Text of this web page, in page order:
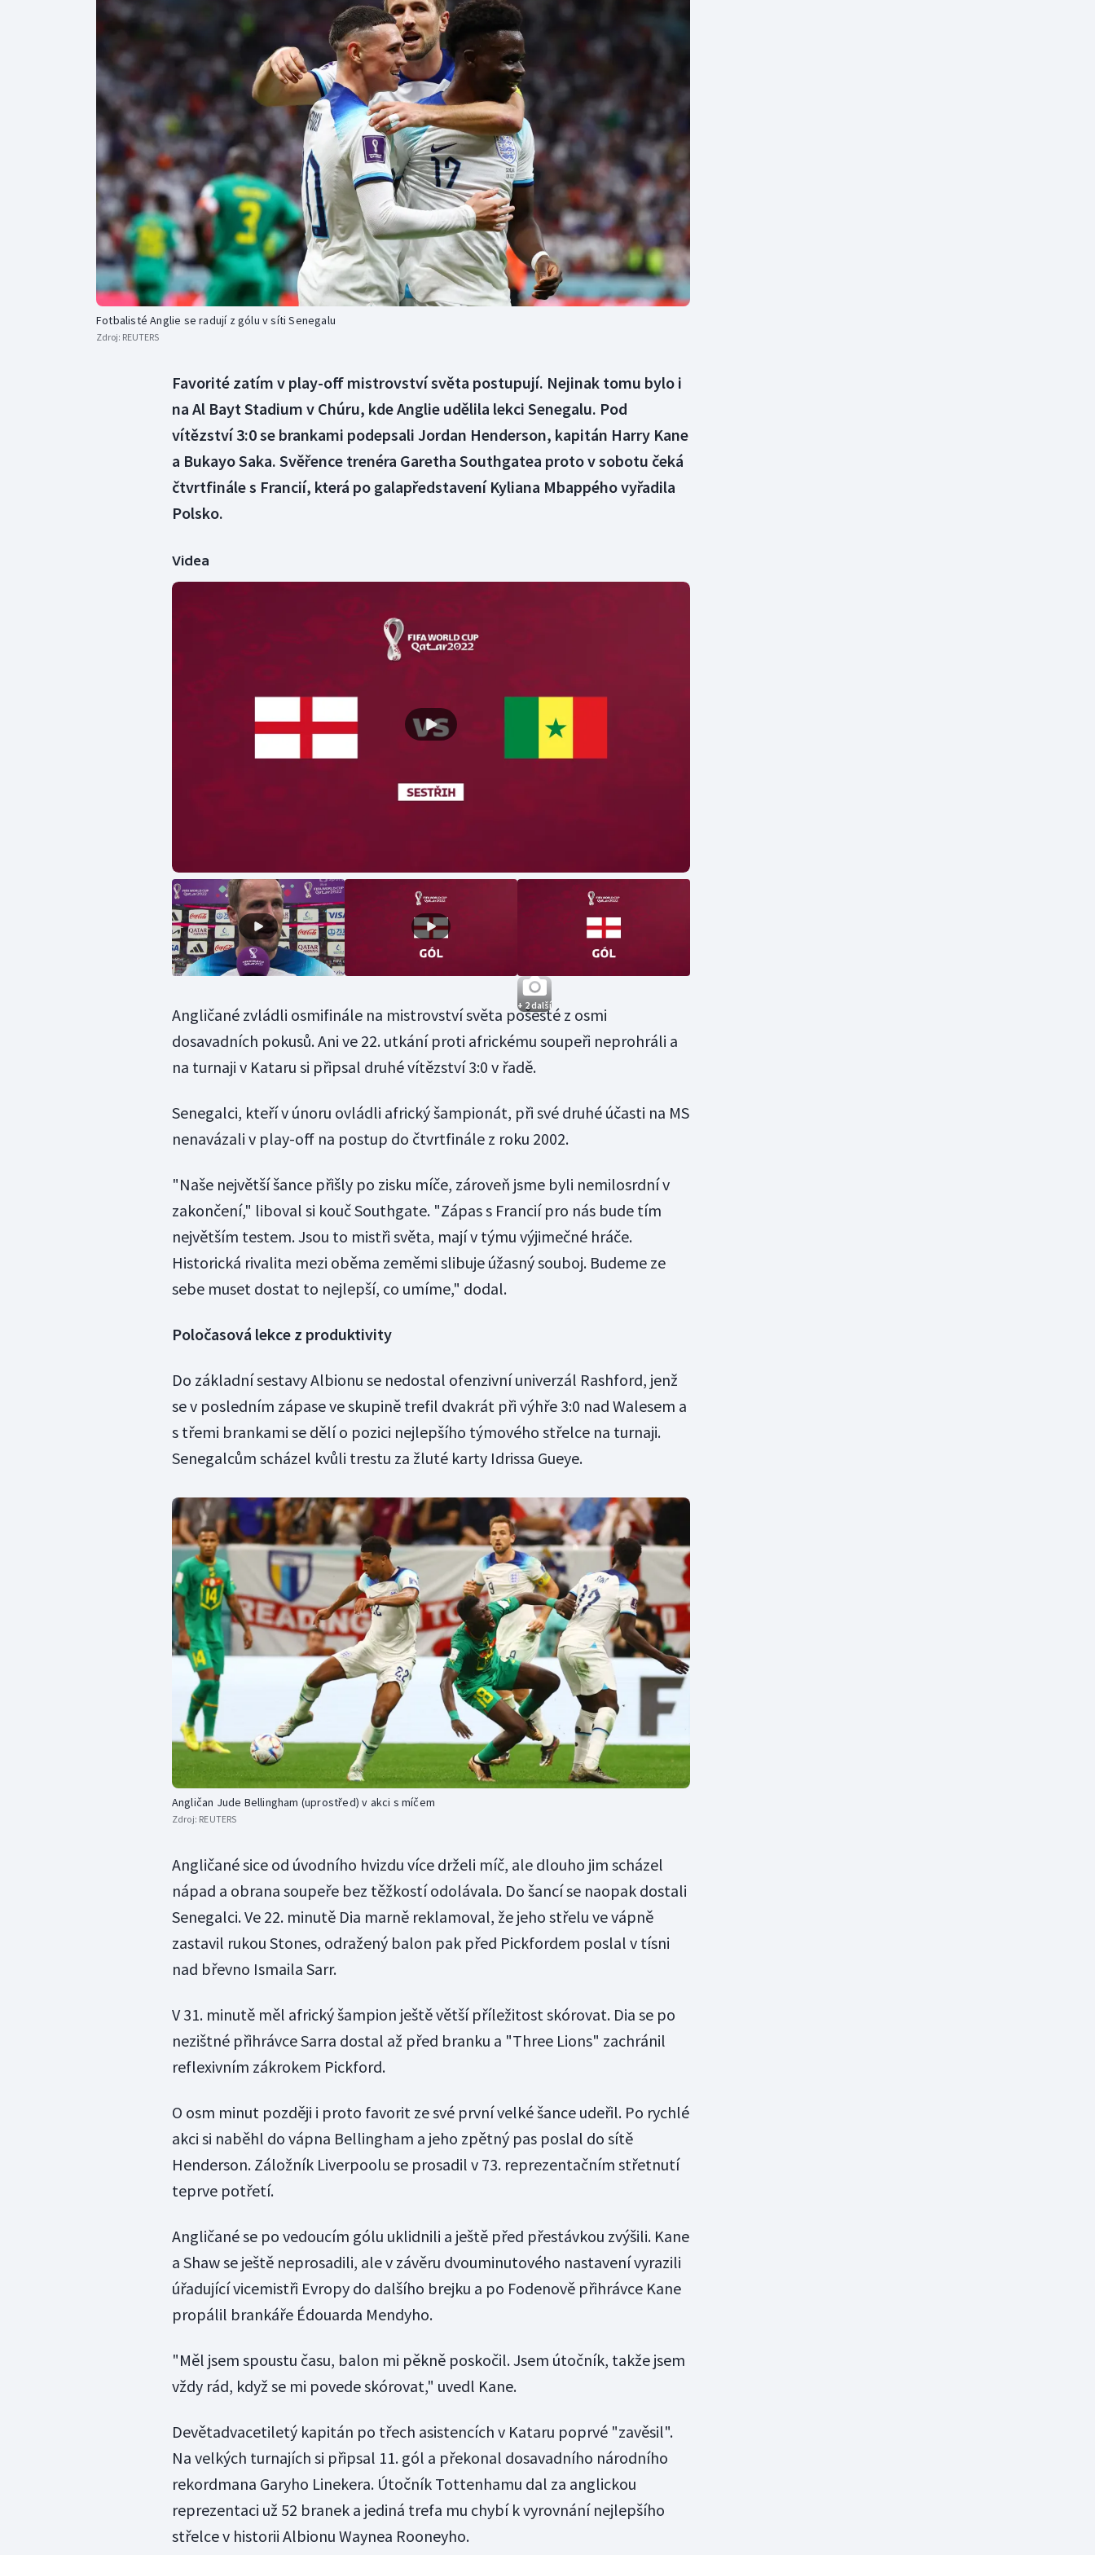
Dostihy
Florbal
Futsal
Golf
Gymnastika
Moderní pětiboj
Motorsport
Olympijské hry
Parasport
Plavání
Plážový volejbal
Veslování
Vodní slalom
Volejbal
Ostatní
Fotbalisté Anglie se radují z gólu v síti Senegalu
Zdroj: REUTERS
Favorité zatím v play-off mistrovství světa postupují. Nejinak tomu bylo i
na Al Bayt Stadium v Chúru, kde Anglie udělila lekci Senegalu. Pod
vítězství 3:0 se brankami podepsali Jordan Henderson, kapitán Harry Kane
a Bukayo Saka. Svěřence trenéra Garetha Southgatea proto v sobotu čeká
čtvrtfinále s Francií, která po galapředstavení Kyliana Mbappého vyřadila
Polsko.
Videa
+ 2 další
Angličané zvládli osmifinále na mistrovství světa pošesté z osmi
dosavadních pokusů. Ani ve 22. utkání proti africkému soupeři neprohráli a
na turnaji v Kataru si připsal druhé vítězství 3:0 v řadě.
Senegalci, kteří v únoru ovládli africký šampionát, při své druhé účasti na MS
nenavázali v play-off na postup do čtvrtfinále z roku 2002.
"Naše největší šance přišly po zisku míče, zároveň jsme byli nemilosrdní v
zakončení," liboval si kouč Southgate. "Zápas s Francií pro nás bude tím
největším testem. Jsou to mistři světa, mají v týmu výjimečné hráče.
Historická rivalita mezi oběma zeměmi slibuje úžasný souboj. Budeme ze
sebe muset dostat to nejlepší, co umíme," dodal.
Poločasová lekce z produktivity
Do základní sestavy Albionu se nedostal ofenzivní univerzál Rashford, jenž
se v posledním zápase ve skupině trefil dvakrát při výhře 3:0 nad Walesem a
s třemi brankami se dělí o pozici nejlepšího týmového střelce na turnaji.
Senegalcům scházel kvůli trestu za žluté karty Idrissa Gueye.
Angličan Jude Bellingham (uprostřed) v akci s míčem
Zdroj: REUTERS
Angličané sice od úvodního hvizdu více drželi míč, ale dlouho jim scházel
nápad a obrana soupeře bez těžkostí odolávala. Do šancí se naopak dostali
Senegalci. Ve 22. minutě Dia marně reklamoval, že jeho střelu ve vápně
zastavil rukou Stones, odražený balon pak před Pickfordem poslal v tísni
nad břevno Ismaila Sarr.
V 31. minutě měl africký šampion ještě větší příležitost skórovat. Dia se po
nezištné přihrávce Sarra dostal až před branku a "Three Lions" zachránil
reflexivním zákrokem Pickford.
O osm minut později i proto favorit ze své první velké šance udeřil. Po rychlé
akci si naběhl do vápna Bellingham a jeho zpětný pas poslal do sítě
Henderson. Záložník Liverpoolu se prosadil v 73. reprezentačním střetnutí
teprve potřetí.
Angličané se po vedoucím gólu uklidnili a ještě před přestávkou zvýšili. Kane
a Shaw se ještě neprosadili, ale v závěru dvouminutového nastavení vyrazili
úřadující vicemistři Evropy do dalšího brejku a po Fodenově přihrávce Kane
propálil brankáře Édouarda Mendyho.
"Měl jsem spoustu času, balon mi pěkně poskočil. Jsem útočník, takže jsem
vždy rád, když se mi povede skórovat," uvedl Kane.
Devětadvacetiletý kapitán po třech asistencích v Kataru poprvé "zavěsil".
Na velkých turnajích si připsal 11. gól a překonal dosavadního národního
rekordmana Garyho Linekera. Útočník Tottenhamu dal za anglickou
reprezentaci už 52 branek a jediná trefa mu chybí k vyrovnání nejlepšího
střelce v historii Albionu Waynea Rooneyho.